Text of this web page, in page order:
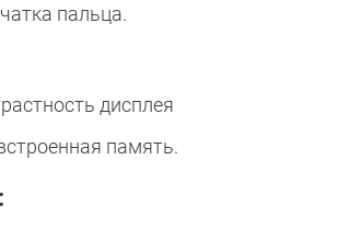
пальца.
дисплея
память.